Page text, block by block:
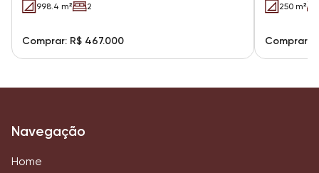
998.4 m² 2
Comprar: R$ 467.000
250 m²
Comprar:
Navegação
Home